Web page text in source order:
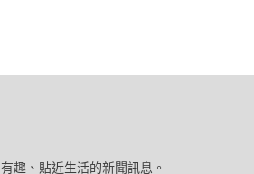
趣、貼近生活的新聞訊息。